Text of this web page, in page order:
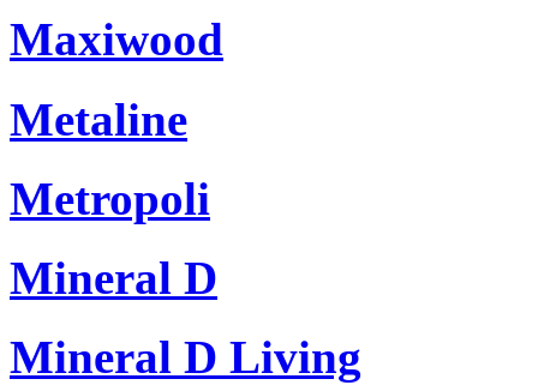
Maxiwood
Metaline
Metropoli
Mineral D
Mineral D Living